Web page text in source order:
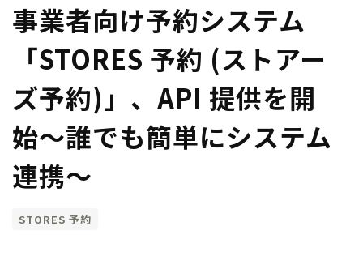
​事業者向け予約システム
「STORES 予約 (ストアー
ズ予約)」、API 提供を開
始〜誰でも簡単にシステム
連携〜
STORES 予約